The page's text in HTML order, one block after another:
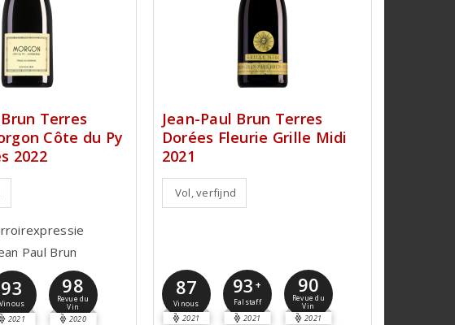
Terres
Côte du Py
2022
Paul Brun
93
Vinous
2021
98
Revue du
Vin
2020
Jean-Paul Brun Terres
Dorées Fleurie Grille Midi
2021
Vol, verfijnd
87
Vinous
2021
93 +
Falstaff
2021
90
Revue du
Vin
2021